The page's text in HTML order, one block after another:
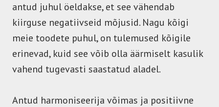
antud juhul öeldakse, et see vähendab
kiirguse negatiivseid mõjusid. Nagu kõigi
meie toodete puhul, on tulemused kõigile
erinevad, kuid see võib olla äärmiselt kasulik
vahend tugevasti saastatud aladel.
Antud harmoniseerija võimas ja positiivne